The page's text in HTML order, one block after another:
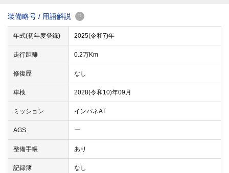
装備略号 / 用語解説 ?
年式(初年度登録) 2025(令和7)年
走行距離 0.2万Km
修復歴 なし
車検 2028(令和10)年09月
ミッション インパネAT
AGS ー
整備手帳 あり
記録簿 なし